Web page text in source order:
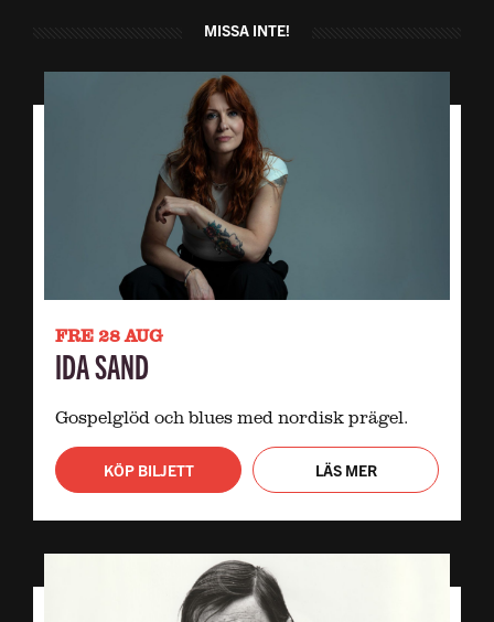
MISSA INTE!
FRE 28 AUG
IDA SAND
Gospelglöd och blues med nordisk prägel.
KÖP BILJETT LÄS MER